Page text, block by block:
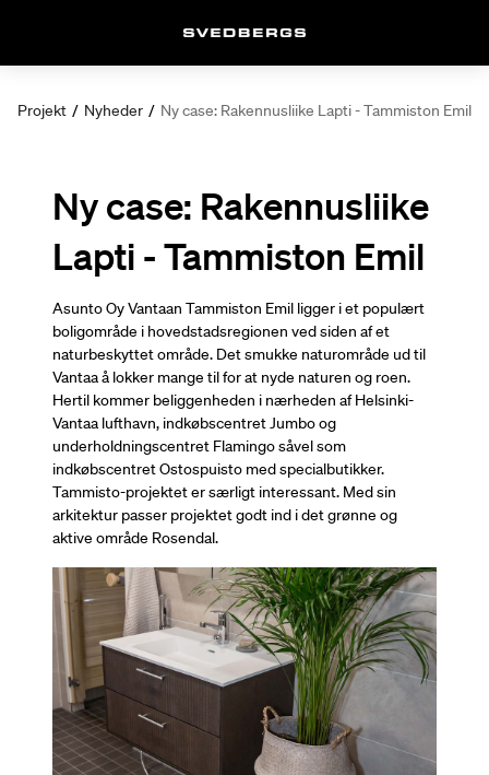
Projekt / Nyheder / Ny case: Rakennusliike Lapti - Tammiston Emil
Ny case: Rakennusliike
Lapti - Tammiston Emil
Asunto Oy Vantaan Tammiston Emil ligger i et populært
boligområde i hovedstadsregionen ved siden af et
naturbeskyttet område. Det smukke naturområde ud til
Vantaa å lokker mange til for at nyde naturen og roen.
Hertil kommer beliggenheden i nærheden af Helsinki-
Vantaa lufthavn, indkøbscentret Jumbo og
underholdningscentret Flamingo såvel som
indkøbscentret Ostospuisto med specialbutikker.
Tammisto-projektet er særligt interessant. Med sin
arkitektur passer projektet godt ind i det grønne og
aktive område Rosendal.